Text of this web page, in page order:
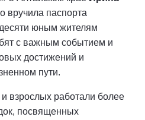
вручила паспорта
юным жителям
с важным событием и
достижений и
пути.
взрослых работали более
посвященных